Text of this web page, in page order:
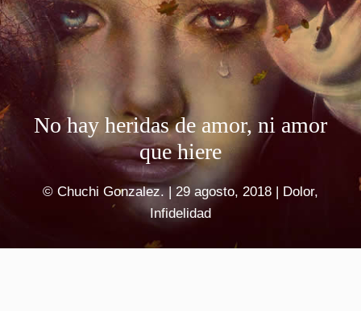
No hay heridas de amor, ni amor
que hiere
© Chuchi Gonzalez.| 29 agosto, 2018 | Dolor,
Infidelidad